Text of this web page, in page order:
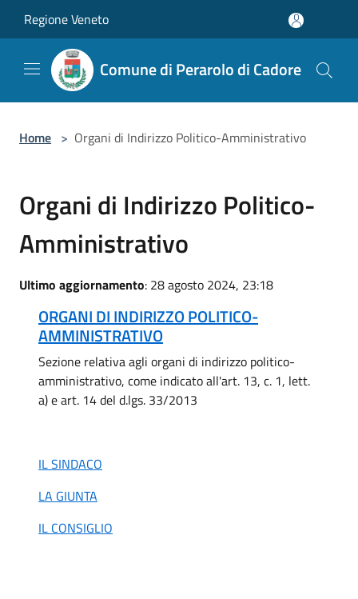
Regione Veneto
Comune di Perarolo di Cadore
Home > Organi di Indirizzo Politico-Amministrativo
Organi di Indirizzo Politico-
Amministrativo
Ultimo aggiornamento: 28 agosto 2024, 23:18
ORGANI DI INDIRIZZO POLITICO-
AMMINISTRATIVO
Sezione relativa agli organi di indirizzo politico-
amministrativo, come indicato all'art. 13, c. 1, lett.
a) e art. 14 del d.lgs. 33/2013
IL SINDACO
LA GIUNTA
IL CONSIGLIO